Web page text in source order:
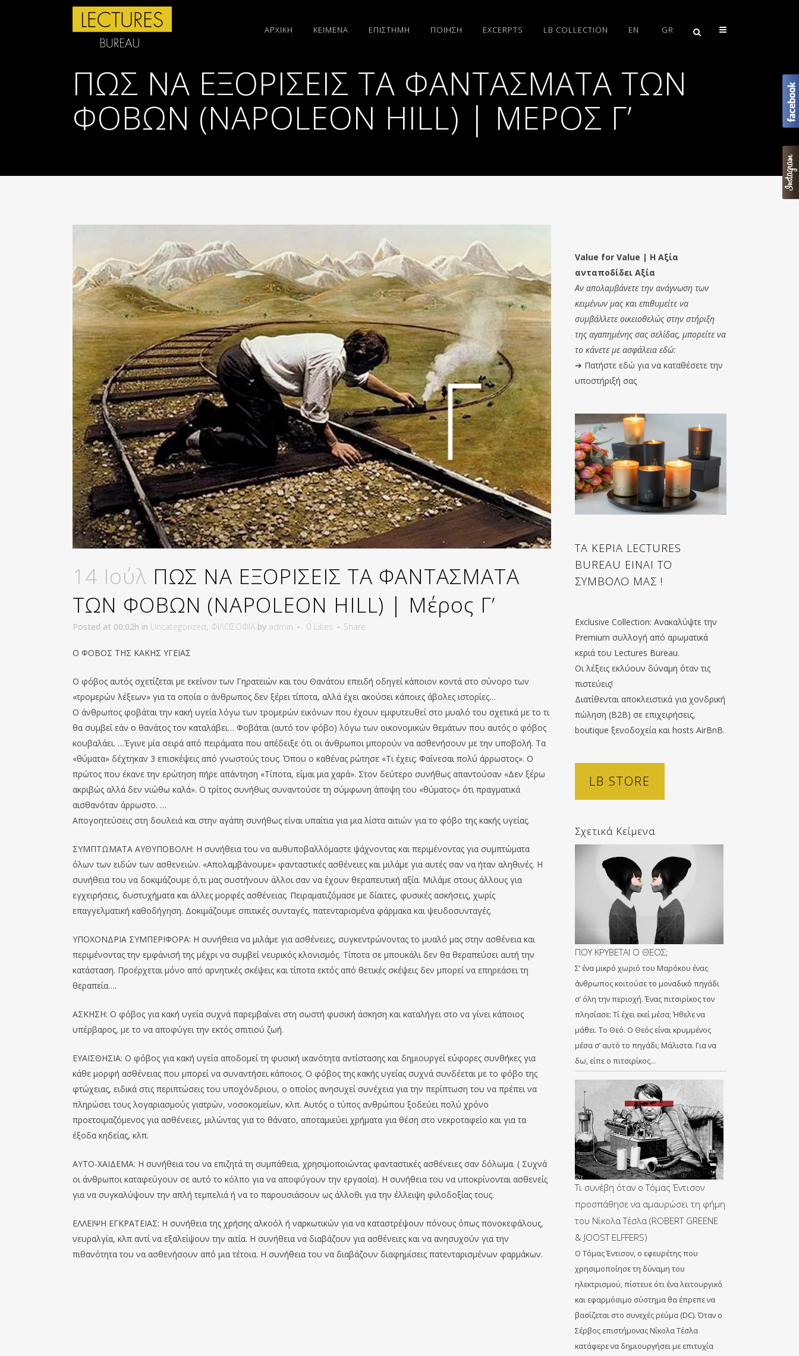
ΑΡΧΙΚΗ ΚΕΙΜΕΝΑ ΕΠΙΣΤΗΜΗ ΠΟΙΗΣΗ EXCERPTS LB COLLECTION EN GR
ΠΩΣ ΝΑ ΕΞΟΡΙΣΕΙΣ ΤΑ ΦΑΝΤΑΣΜΑΤΑ ΤΩΝ
ΦΟΒΩΝ (NAPOLEON HILL) | ΜΈΡΟΣ Γ’
14 Ιούλ ΠΩΣ ΝΑ ΕΞΟΡΙΣΕΙΣ ΤΑ ΦΑΝΤΑΣΜΑΤΑ
ΤΩΝ ΦΟΒΩΝ (NAPOLEON HILL) | Μέρος Γ’
Posted at 00:02h in Uncategorized, ΦΙΛΟΣΟΦΙΑ by admin 0 Likes Share
Ο ΦΟΒΟΣ ΤΗΣ ΚΑΚΗΣ ΥΓΕΙΑΣ
Ο φόβος αυτός σχετίζεται με εκείνον των Γηρατειών και του Θανάτου επειδή οδηγεί κάποιον κοντά στο σύνορο των
«τρομερών λέξεων» για τα οποία ο άνθρωπος δεν ξέρει τίποτα, αλλά έχει ακούσει κάποιες άβολες ιστορίες…
Ο άνθρωπος φοβάται την κακή υγεία λόγω των τρομερών εικόνων που έχουν εμφυτευθεί στο μυαλό του σχετικά με το τι
θα συμβεί εάν ο θανάτος τον καταλάβει… Φοβάται (αυτό τον φόβο) λόγω των οικονομικών θεμάτων που αυτός ο φόβος
κουβαλάει. …Έγινε μία σειρά από πειράματα που απέδειξε ότι οι άνθρωποι μπορούν να ασθενήσουν με την υποβολή. Τα
«θύματα» δέχτηκαν 3 επισκέψεις από γνωστούς τους. Όπου ο καθένας ρώτησε «Τι έχεις; Φαίνεσαι πολύ άρρωστος». Ο
πρώτος που έκανε την ερώτηση πήρε απάντηση «Τίποτα, είμαι μια χαρά». Στον δεύτερο συνήθως απαντούσαν «Δεν ξέρω
ακριβώς αλλά δεν νιώθω καλά». Ο τρίτος συνήθως συναντούσε τη σύμφωνη άποψη του «θύματος» ότι πραγματικά
αισθανόταν άρρωστο. …
Απογοητεύσεις στη δουλειά και στην αγάπη συνήθως είναι υπαίτια για μια λίστα αιτιών για το φόβο της κακής υγείας.
ΣΥΜΠΤΩΜΑΤΑ ΑΥΘΥΠΟΒΟΛΗ: Η συνήθεια του να αυθυποβαλλόμαστε ψάχνοντας και περιμένοντας για συμπτώματα
όλων των ειδών των ασθενειών. «Απολαμβάνουμε» φανταστικές ασθένειες και μιλάμε για αυτές σαν να ήταν αληθινές. Η
συνήθεια του να δοκιμάζουμε ό,τι μας συστήνουν άλλοι σαν να έχουν θεραπευτική αξία. Μιλάμε στους άλλους για
εγχειρήσεις, δυστυχήματα και άλλες μορφές ασθένειας. Πειραματιζόμασε με δίαιτες, φυσικές ασκήσεις, χωρίς
επαγγελματική καθοδήγηση. Δοκιμάζουμε σπιτικές συνταγές, πατενταρισμένα φάρμακα και ψευδοσυνταγές.
ΥΠΟΧΟΝΔΡΙΑ ΣΥΜΠΕΡΙΦΟΡΑ: Η συνήθεια να μιλάμε για ασθένειες, συγκεντρώνοντας το μυαλό μας στην ασθένεια και
περιμένοντας την εμφάνισή της μέχρι να συμβεί νευρικός κλονισμός. Τίποτα σε μπουκάλι δεν θα θεραπεύσει αυτή την
κατάσταση. Προέρχεται μόνο από αρνητικές σκέψεις και τίποτα εκτός από θετικές σκέψεις δεν μπορεί να επηρεάσει τη
θεραπεία….
ΑΣΚΗΣΗ: Ο φόβος για κακή υγεία συχνά παρεμβαίνει στη σωστή φυσική άσκηση και καταλήγει στο να γίνει κάποιος
υπέρβαρος, με το να αποφύγει την εκτός σπιτιού ζωή.
ΕΥΑΙΣΘΗΣΙΑ: Ο φόβος για κακή υγεία αποδομεί τη φυσική ικανότητα αντίστασης και δημιουργεί εύφορες συνθήκες για
κάθε μορφή ασθένειας που μπορεί να συναντήσει κάποιος. Ο φόβος της κακής υγείας συχνά συνδέεται με το φόβο της
φτώχειας, ειδικά στις περιπτώσεις του υποχόνδριου, ο οποίος ανησυχεί συνέχεια για την περίπτωση του να πρέπει να
πληρώσει τους λογαριασμούς γιατρών, νοσοκομείων, κλπ. Αυτός ο τύπος ανθρώπου ξοδεύει πολύ χρόνο
προετοιμαζόμενος για ασθένειες, μιλώντας για το θάνατο, αποταμιεύει χρήματα για θέση στο νεκροταφείο και για τα
έξοδα κηδείας, κλπ.
ΑΥΤΟ-ΧΑΙΔΕΜΑ: Η συνήθεια του να επιζητά τη συμπάθεια, χρησιμοποιώντας φανταστικές ασθένειες σαν δόλωμα. ( Συχνά
οι άνθρωποι καταφεύγουν σε αυτό το κόλπο για να αποφύγουν την εργασία). Η συνήθεια του να υποκρίνονται ασθενείς
για να συγκαλύψουν την απλή τεμπελιά ή να το παρουσιάσουν ως άλλοθι για την έλλειψη φιλοδοξίας τους.
ΕΛΛΕΙΨΗ ΕΓΚΡΑΤΕΙΑΣ: Η συνήθεια της χρήσης αλκοόλ ή ναρκωτικών για να καταστρέψουν πόνους όπως πονοκεφάλους,
νευραλγία, κλπ αντί να εξαλείψουν την αιτία. Η συνήθεια να διαβάζουν για ασθένειες και να ανησυχούν για την
πιθανότητα του να ασθενήσουν από μια τέτοια. Η συνήθεια του να διαβάζουν διαφημίσεις πατενταρισμένων φαρμάκων.
Value for Value | Η Αξία
ανταποδίδει Αξία
Αν απολαμβάνετε την ανάγνωση των
κειμένων μας και επιθυμείτε να
συμβάλλετε οικειοθελώς στην στήριξη
της αγαπημένης σας σελίδας, μπορείτε να
το κάνετε με ασφάλεια εδώ:
➔ Πατήστε εδώ για να καταθέσετε την
υποστήριξή σας
ΤΑ ΚΕΡΙΑ LECTURES
BUREAU ΕΙΝΑΙ ΤΟ
ΣΥΜΒΟΛΟ ΜΑΣ !
Exclusive Collection: Ανακαλύψτε την
Premium συλλογή από αρωματικά
κεριά του Lectures Bureau.
Οι λέξεις εκλύουν δύναμη όταν τις
πιστεύεις!
Διατίθενται αποκλειστικά για χονδρική
πώληση (B2B) σε επιχειρήσεις,
boutique ξενοδοχεία και hosts AirBnB.
LB STORE
Σχετικά Κείμενα
ΠΟΥ ΚΡΥΒΕΤΑΙ Ο ΘΕΟΣ;
Σ’ ένα μικρό χωριό του Μαρόκου ένας
άνθρωπος κοιτούσε το μοναδικό πηγάδι
σ’ όλη την περιοχή. Ένας πιτσιρίκος τον
πλησίασε: Τί έχει εκεί μέσα; Ήθελε να
μάθει. Το Θεό. Ο Θεός είναι κρυμμένος
μέσα σ’ αυτό το πηγάδι; Μάλιστα. Για να
δω, είπε ο πιτσιρίκος…
Τι συνέβη όταν ο Τόμας Έντισον
προσπάθησε να αμαυρώσει τη φήμη
του Νίκολα Τέσλα (ROBERT GREENE
& JOOST ELFFERS)
Ο Τόμας Έντισον, ο εφευρέτης που
χρησιμοποίησε τη δύναμη του
ηλεκτρισμού, πίστευε ότι ένα λειτουργικό
και εφαρμόσιμο σύστημα θα έπρεπε να
βασίζεται στο συνεχές ρεύμα (DC). Όταν ο
Σέρβος επιστήμονας Νίκολα Τέσλα
κατάφερε να δημιουργήσει με επιτυχία